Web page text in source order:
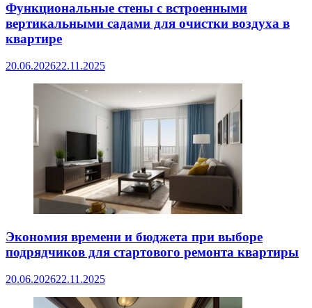
Функциональные стены с встроенными
вертикальными садами для очистки воздуха в
квартире
20.06.202622.11.2025
Экономия времени и бюджета при выборе
подрядчиков для стартового ремонта квартиры
20.06.202622.11.2025